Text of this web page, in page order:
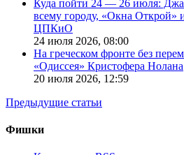
Куда пойти 24 — 26 июля:
всему городу, «Окна Открой»
ЦПКиО
24 июля 2026, 08:00
На греческом фронте без
«Одиссея» Кристофера Нолана
20 июля 2026, 12:59
Предыдущие статьи
Фишки